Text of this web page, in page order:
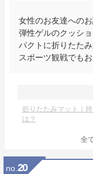
女性のお友達への
弾性ゲルのクッシ
パクトに折りたた
スポーツ観戦でも
折りたたみマット｜
は？
全
no. 20